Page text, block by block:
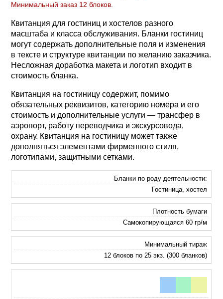
Минимальный заказ 12 блоков.
Квитанция для гостиниц и хостелов разного
масштаба и класса обслуживания. Бланки гостиниц
могут содержать дополнительные поля и изменения
в тексте и структуре квитанции по желанию заказчика.
Несложная доработка макета и логотип входит в
стоимость бланка.
Квитанция на гостиницу содержит, помимо
обязательных реквизитов, категорию номера и его
стоимость и дополнительные услуги — трансфер в
аэропорт, работу переводчика и экскурсовода,
охрану. Квитанция на гостиницу может также
дополняться элементами фирменного стиля,
логотипами, защитными сетками.
Бланки по роду деятельности:
Гостиница, хостел
Плотность бумаги
Самокопирующаяся 60 гр/м
Минимальный тираж
12 блоков по 25 экз. (300 бланков)